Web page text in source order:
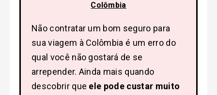
Colômbia
Não contratar um bom seguro para
sua viagem à Colômbia é um erro do
qual você não gostará de se
arrepender. Ainda mais quando
descobrir que ele pode custar muito